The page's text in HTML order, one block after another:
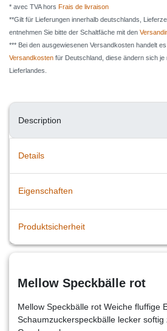
* avec TVA hors Frais de livraison
**Gilt für Lieferungen innerhalb deutschlands,
entnehmen Sie bitte der Schaltfäche mit den
*** Bei den ausgewiesenen Versandkosten handelt
Versandkosten für Deutschland, diese ändern sich je
Lieferlandes.
Description
Details
Eigenschaften
Produktsicherheit
Mellow Speckbälle rot
Mellow Speckbälle rot Weiche fluffige
Schaumzuckerspeckbälle lecker